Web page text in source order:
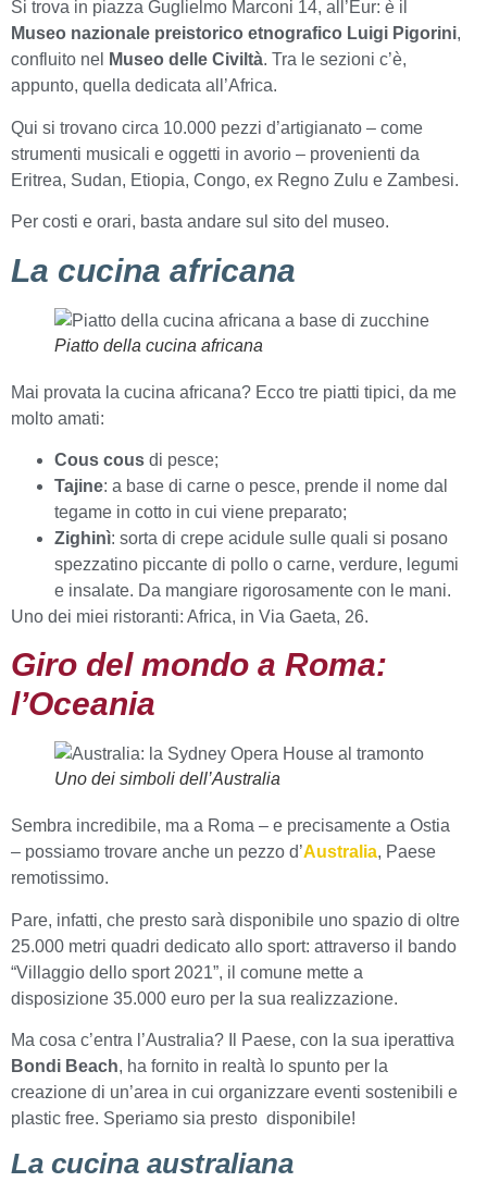
Si trova in piazza Guglielmo Marconi 14, all’Eur: è il
Museo nazionale preistorico etnografico Luigi Pigorini,
confluito nel
Museo delle Civiltà. Tra le sezioni c’è,
appunto, quella dedicata all’Africa.
Qui si trovano circa 10.000 pezzi d’artigianato – come
strumenti musicali e oggetti in avorio – provenienti da
Eritrea, Sudan, Etiopia, Congo, ex Regno Zulu e Zambesi.
Per costi e orari, basta andare sul sito del museo.
La cucina africana
Piatto della cucina africana
Mai provata la cucina africana? Ecco tre piatti tipici, da me
molto amati:
Cous cous di pesce;
Tajine: a base di carne o pesce, prende il nome dal
tegame in cotto in cui viene preparato;
Zighinì: sorta di crepe acidule sulle quali si posano
spezzatino piccante di pollo o carne, verdure, legumi
e insalate. Da mangiare rigorosamente con le mani.
Uno dei miei ristoranti: Africa, in Via Gaeta, 26.
Giro del mondo a Roma:
l’Oceania
Uno dei simboli dell’Australia
Sembra incredibile, ma a Roma – e precisamente a Ostia
– possiamo trovare anche un pezzo d’Australia, Paese
remotissimo.
Pare, infatti, che presto sarà disponibile uno spazio di oltre
25.000 metri quadri dedicato allo sport: attraverso il bando
“Villaggio dello sport 2021”, il comune mette a
disposizione 35.000 euro per la sua realizzazione.
Ma cosa c’entra l’Australia? Il Paese, con la sua iperattiva
Bondi Beach, ha fornito in realtà lo spunto per la
creazione di un’area in cui organizzare eventi sostenibili e
plastic free. Speriamo sia presto disponibile!
La cucina australiana